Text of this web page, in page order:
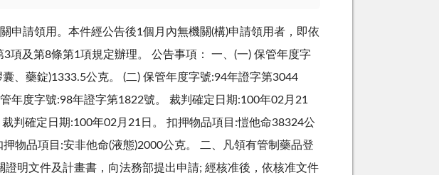
申請領用。本件經公告後1個月內無機關(構)申請領用者，即依
項及第8條第1項規定辦理。 公告事項： 一、(一) 保管年度字
、藥錠)1333.5公克。 (二) 保管年度字號:94年證字第3044
年度字號:98年證字第1822號。 裁判確定日期:100年02月21
判確定日期:100年02月21日。 扣押物品項目:愷他命38324公
物品項目:安非他命(液態)2000公克。 二、凡領有管制藥品登
明文件及計畫書，向法務部提出申請; 經核准後，依核准文件